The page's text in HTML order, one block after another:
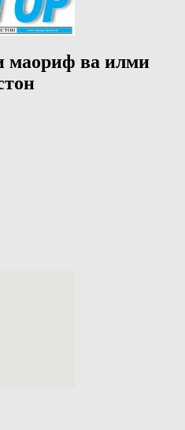
маориф ва илми